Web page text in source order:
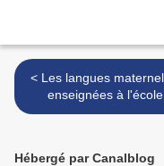
< Les langues maternelles
enseignées à l'école
basique
Hébergé par Canalblog